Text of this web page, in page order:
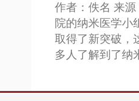
作者：佚名 来
院的纳米医学小
取得了新突破，
多人了解到了